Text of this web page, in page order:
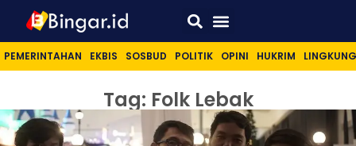
PEMERINTAHAN EKBIS SOSBUD POLITIK OPINI HUKRIM
Tag: Folk Lebak